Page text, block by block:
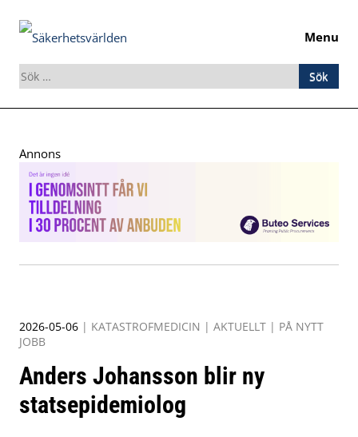
Menu
Sök
efter:
to
content
Annons
2026-05-06 | KATASTROFMEDICIN | AKTUELLT | PÅ NYTT
JOBB
Anders Johansson blir ny
statsepidemiolog